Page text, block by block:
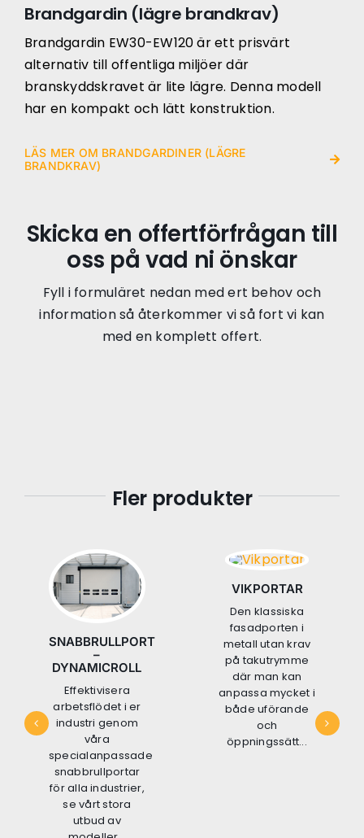
Brandgardin (lägre brandkrav)
Brandgardin EW30-EW120 är ett prisvärt
alternativ till offentliga miljöer där
branskyddskravet är lite lägre. Denna modell
har en kompakt och lätt konstruktion.
LÄS MER OM BRANDGARDINER (LÄGRE
BRANDKRAV)
Skicka en offertförfrågan till
oss på vad ni önskar
Fyll i formuläret nedan med ert behov och
information så återkommer vi så fort vi kan
med en komplett offert.
Fler produkter
SNABBRULLPORT
–
DYNAMICROLL
Effektivisera
arbetsflödet i er
industri genom
våra
specialanpassade
snabbrullportar
för alla industrier,
se vårt stora
utbud av
VIKPORTAR
Den klassiska
fasadporten i
metall utan krav
på takutrymme
där man kan
anpassa mycket i
både uförande
och
öppningssätt...